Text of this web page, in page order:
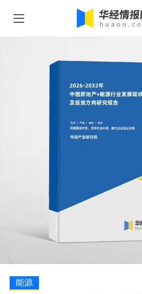
能源